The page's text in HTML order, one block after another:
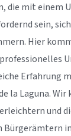
die mit einem
sein,
Hier
Erfahrung
la Laguna.
und
Bürgerämtern